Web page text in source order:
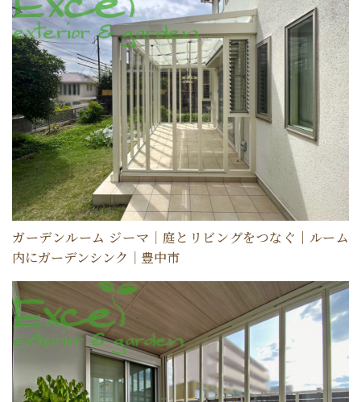
ガーデンルーム ジーマ｜庭とリビングをつなぐ｜ルーム
内にガーデンシンク｜豊中市